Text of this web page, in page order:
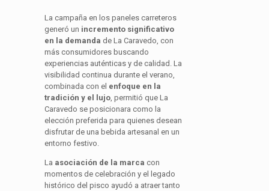
La campaña en los paneles carreteros
generó un incremento significativo
en la demanda de La Caravedo, con
más consumidores buscando
experiencias auténticas y de calidad. La
visibilidad continua durante el verano,
combinada con el enfoque en la
tradición y el lujo , permitió que La
Caravedo se posicionara como la
elección preferida para quienes desean
disfrutar de una bebida artesanal en un
entorno festivo.
La asociación de la marca con
momentos de celebración y el legado
histórico del pisco ayudó a atraer tanto